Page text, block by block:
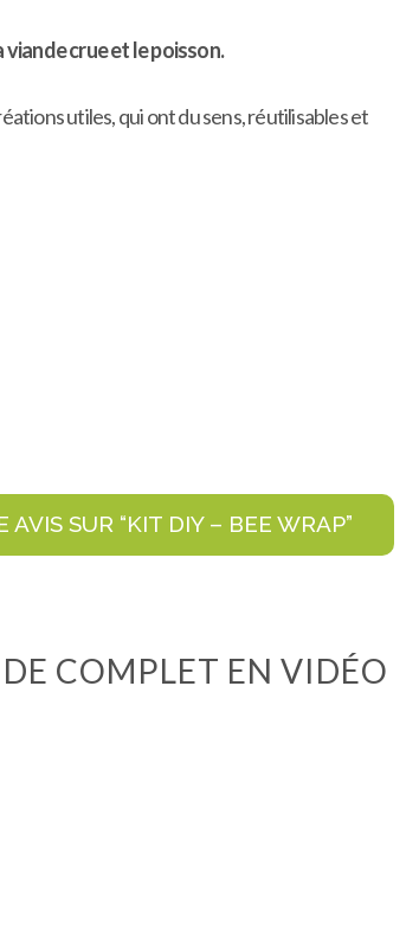
crue et le poisson.
utiles, qui ont du sens, réutilisables et
SUR “KIT DIY – BEE WRAP”
COMPLET EN VIDÉO